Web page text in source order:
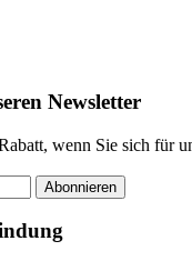
Newsletter
wenn Sie sich für
Abonnieren